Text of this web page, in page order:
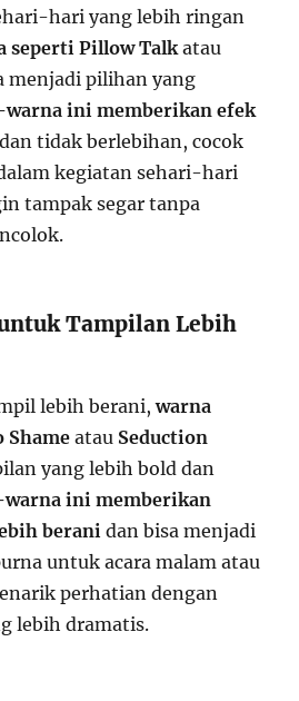
hari yang lebih ringan
seperti Pillow Talkatau
menjadi pilihan yang
warna ini memberikan efek
dan tidak berlebihan, cocok
kegiatan sehari-hari
tampak segar tanpa
Tampilan Lebih
lebih berani,warna
Shame atau Seduction
yang lebih bold dan
warna ini memberikan
berani dan bisa menjadi
untuk acara malam atau
perhatian dengan
lebih dramatis.